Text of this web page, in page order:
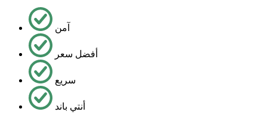
آمن
أفضل سعر
سريع
أنتي باند